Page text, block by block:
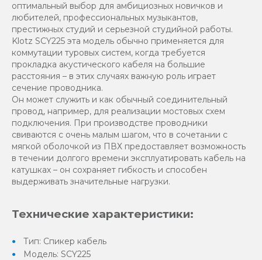
оптимальный выбор для амбициозных новичков и
любителей, профессиональных музыкантов,
престижных студий и серьезной студийной работы.
Klotz SCY225 эта модель обычно применяется для
коммутации туровых систем, когда требуется
прокладка акустического кабеля на большие
расстояния – в этих случаях важную роль играет
сечение проводника.
Он может служить и как обычный соединительный
провод, например, для реализации мостовых схем
подключения. При производстве проводники
свиваются с очень малым шагом, что в сочетании с
мягкой оболочкой из ПВХ предоставляет возможность
в течении долгого времени эксплуатировать кабель на
катушках – он сохраняет гибкость и способен
выдерживать значительные нагрузки.
Технические характеристики:
Тип: Спикер кабель
Модель: SCY225